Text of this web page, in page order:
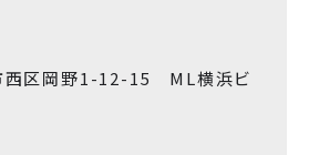
西区岡野1-12-15 ML横浜ビ